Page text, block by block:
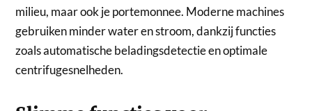
milieu, maar ook je portemonnee. Moderne machines
gebruiken minder water en stroom, dankzij functies
zoals automatische beladingsdetectie en optimale
centrifugesnelheden.